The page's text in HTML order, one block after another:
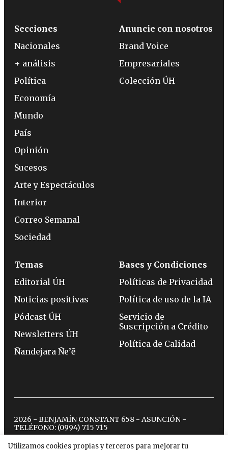
Utilizamos cookies propias y terceros para mejorar tu
Secciones
Nacionales
+ análisis
Política
Economía
Mundo
País
Opinión
Sucesos
Arte y Espectáculos
Interior
Correo Semanal
Sociedad
Anuncie con nosotros
Brand Voice
Empresariales
Colección ÚH
Temas
Editorial ÚH
Noticias positivas
Pódcast ÚH
Newsletters ÚH
Ñandejara Ñe’ẽ
Bases y Condiciones
Políticas de Privacidad
Política de uso de la IA
Servicio de
Suscripción a Crédito
Política de Calidad
2026 - BENJAMÍN CONSTANT 658 - ASUNCIÓN -
TELÉFONO: (0994) 715 715